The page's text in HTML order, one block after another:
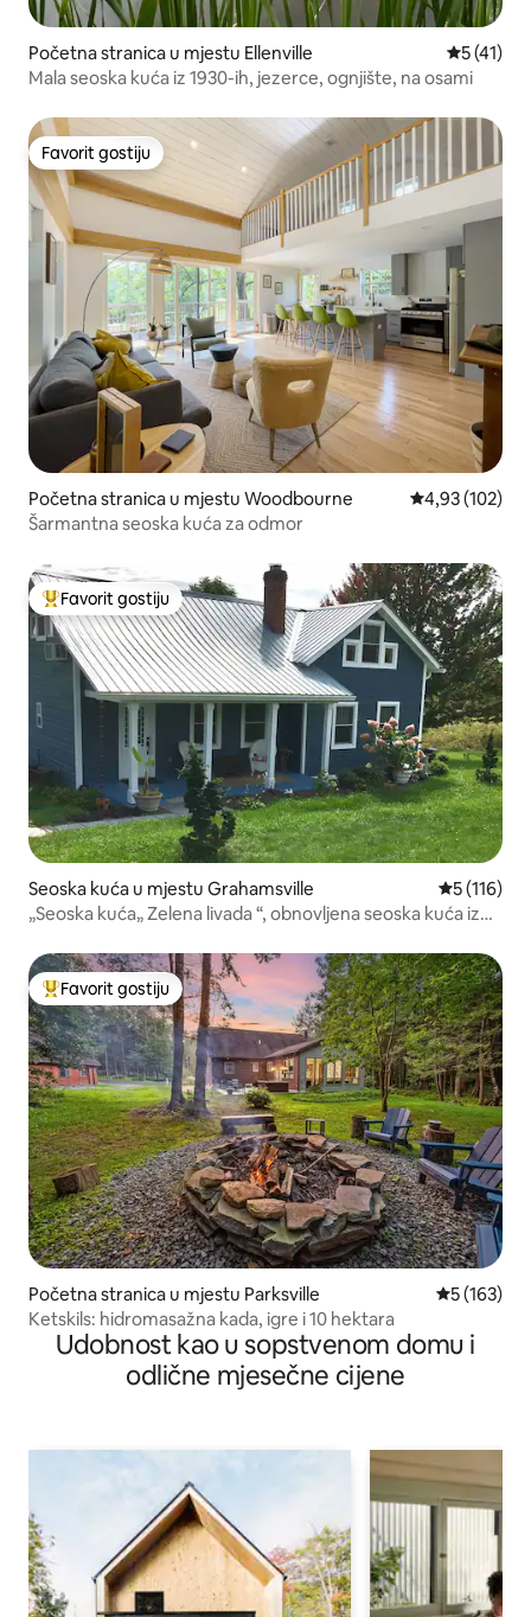
Početna stranica u mjestu Ellenville prosječna
5 (41)
Mala seoska kuća iz 1930-ih, jezerce, ognjište, na osami
Favorit gostiju
Favorit gostiju
Početna stranica u mjestu Woodbourne prosječna
4,93 (102)
Šarmantna seoska kuća za odmor
Glavni favorit gostiju
Favorit gostiju
Seoska kuća u mjestu Grahamsville prosječna
5 (116)
„Seoska kuća„ Zelena livada “, obnovljena seoska kuća iz
Glavni favorit gostiju
Favorit gostiju
Početna stranica u mjestu Parksville prosječna
5 (163)
Ketskils: hidromasažna kada, igre i 10 hektara
Udobnost kao u sopstvenom domu i
odlične mjesečne cijene